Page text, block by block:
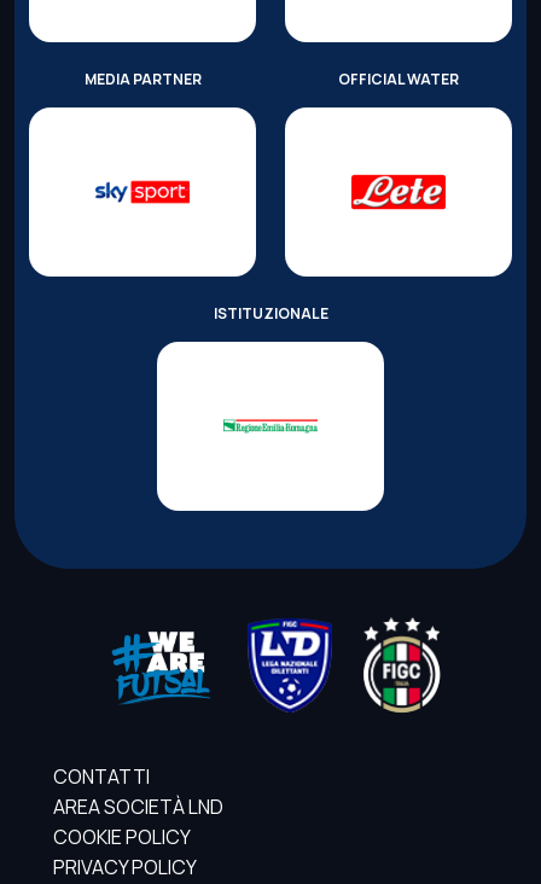
MEDIA PARTNER OFFICIAL WATER
ISTITUZIONALE
CONTATTI
AREA SOCIETÀ LND
COOKIE POLICY
PRIVACY POLICY